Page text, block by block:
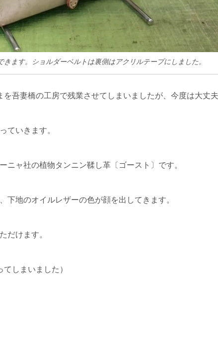
きます。ショルダーベルトは裏側はアクリルテープにしました。
吾妻橋の工房で残業させてしまいましたが、今度は大丈夫
ていきます。
ャ社の植物タンニン鞣し革〔ゴースト〕です。
地のオイルレザーの色が顔を出してきます。
だけます。
しまいました）